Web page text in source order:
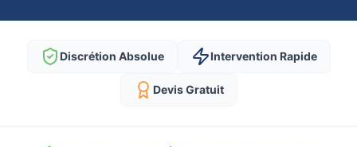
Discrétion Absolue Intervention Rapide
Devis Gratuit